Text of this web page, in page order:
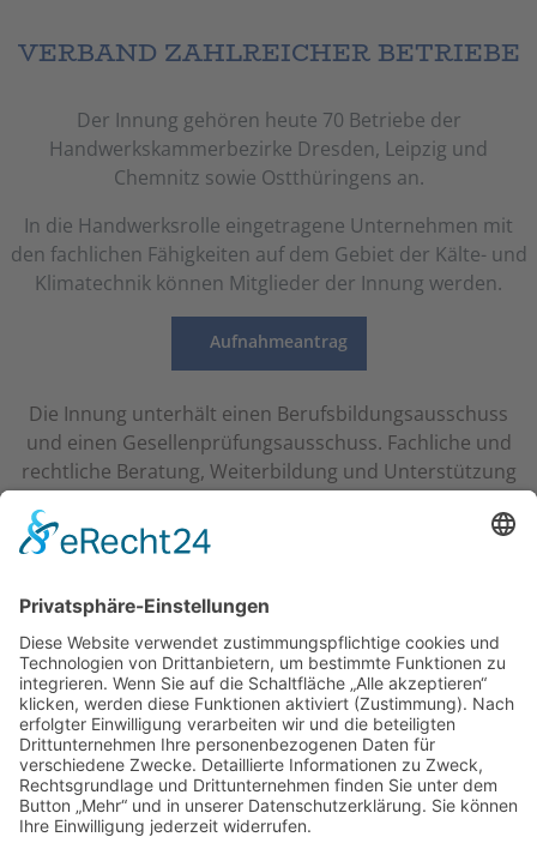
VERBAND ZAHLREICHER BETRIEBE
Der Innung gehören heute 70 Betriebe der
Handwerkskammerbezirke Dresden, Leipzig und
Chemnitz sowie Ostthüringens an.
In die Handwerksrolle eingetragene Unternehmen mit
den fachlichen Fähigkeiten auf dem Gebiet der Kälte- und
Klimatechnik können Mitglieder der Innung werden.
Aufnahmeantrag
Die Innung unterhält einen Berufsbildungsausschuss
und einen Gesellenprüfungsausschuss. Fachliche und
rechtliche Beratung, Weiterbildung und Unterstützung
Wettbewerbsfähigkeit der Mitgliedsbetriebe.
UNSERE PARTNER
Sächsische Innnung